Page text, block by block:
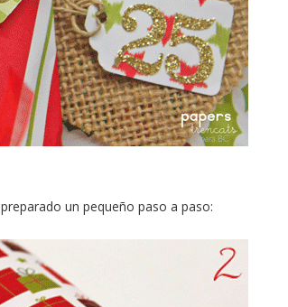
un pequeño paso a paso: